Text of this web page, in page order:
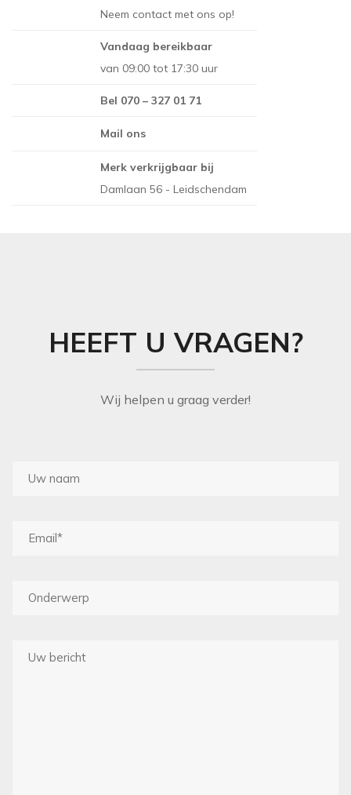
Neem contact met ons op!
Vandaag bereikbaar
van 09:00 tot 17:30 uur
Bel 070 – 327 01 71
Mail ons
Merk verkrijgbaar bij
Damlaan 56 - Leidschendam
HEEFT U VRAGEN?
Wij helpen u graag verder!